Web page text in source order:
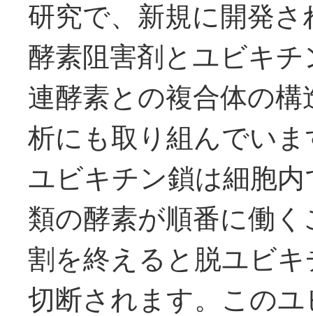
研究で、新規に開発さ
酵素阻害剤とユビキチ
連酵素との複合体の構
析にも取り組んでいま
ユビキチン鎖は細胞
類の酵素が順番に働
割を終えると脱ユビ
切断されます。この